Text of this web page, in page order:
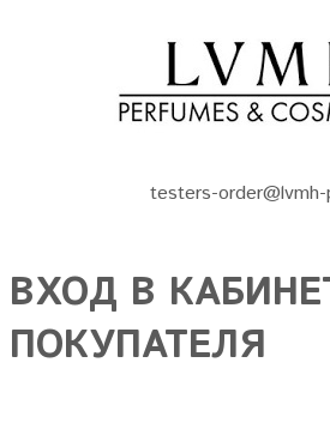
testers-
ВХОД В
ПОКУПАТЕЛЯ